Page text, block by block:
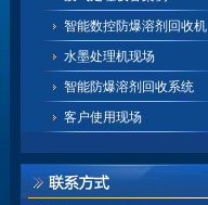
智能数控防爆溶剂回收机
水墨处理机现场
智能防爆溶剂回收系统
客户使用现场